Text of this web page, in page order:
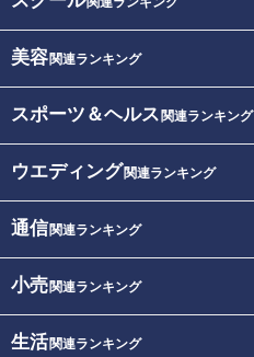
美容関連ランキング
スポーツ＆ヘルス 関連ランキング
ウエディング関連ランキング
通信関連ランキング
小売関連ランキング
生活関連ランキング